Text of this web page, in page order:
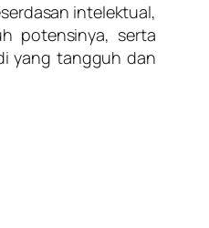
intelektual,
potensinya, serta
yang tangguh dan